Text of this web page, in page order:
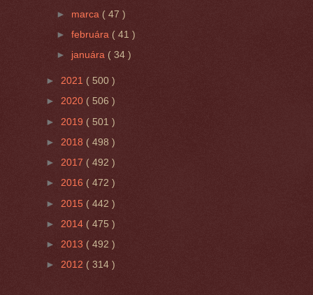
► marca ( 47 )
►februára ( 41 )
► januára( 34 )
► 2021 ( 500 )
► 2020 ( 506 )
► 2019 ( 501 )
► 2018 ( 498 )
► 2017 ( 492 )
► 2016 ( 472 )
► 2015 ( 442 )
► 2014 ( 475 )
► 2013 ( 492 )
► 2012 ( 314 )